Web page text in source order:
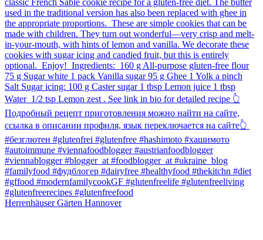
Herrenhäuser Gärten Hannover